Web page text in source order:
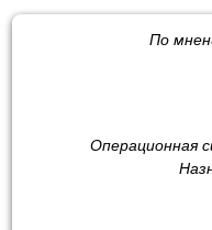
По
Операционная